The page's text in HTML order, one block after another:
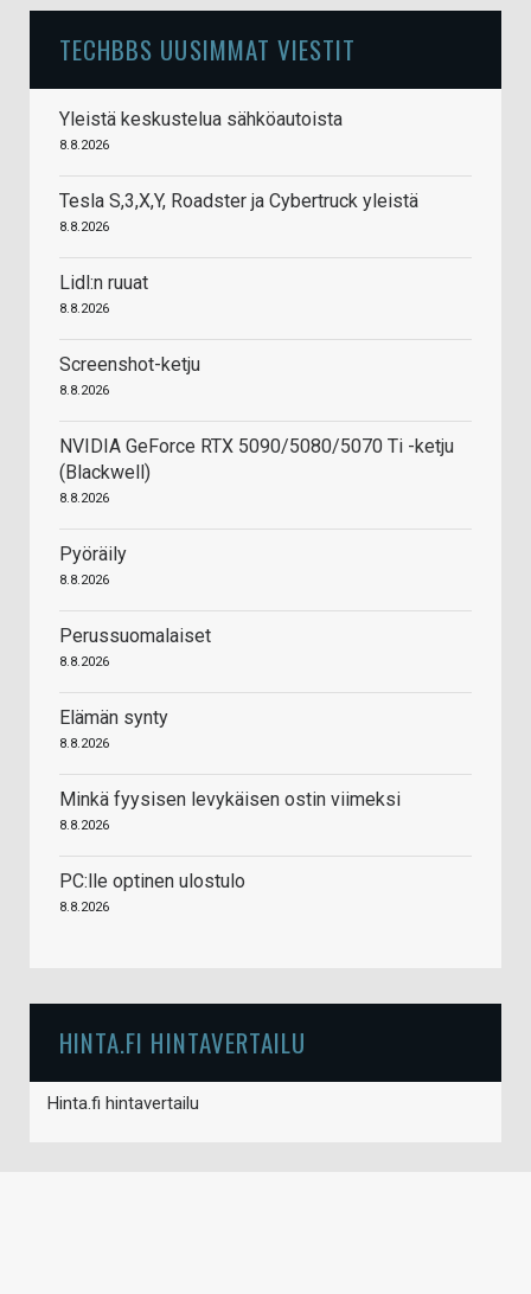
TECHBBS UUSIMMAT VIESTIT
Yleistä keskustelua sähköautoista
8.8.2026
Tesla S,3,X,Y, Roadster ja Cybertruck yleistä
8.8.2026
Lidl:n ruuat
8.8.2026
Screenshot-ketju
8.8.2026
NVIDIA GeForce RTX 5090/5080/5070 Ti -ketju
(Blackwell)
8.8.2026
Pyöräily
8.8.2026
Perussuomalaiset
8.8.2026
Elämän synty
8.8.2026
Minkä fyysisen levykäisen ostin viimeksi
8.8.2026
PC:lle optinen ulostulo
8.8.2026
HINTA.FI HINTAVERTAILU
Hinta.fi hintavertailu